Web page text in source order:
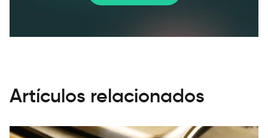
Artículos relacionados